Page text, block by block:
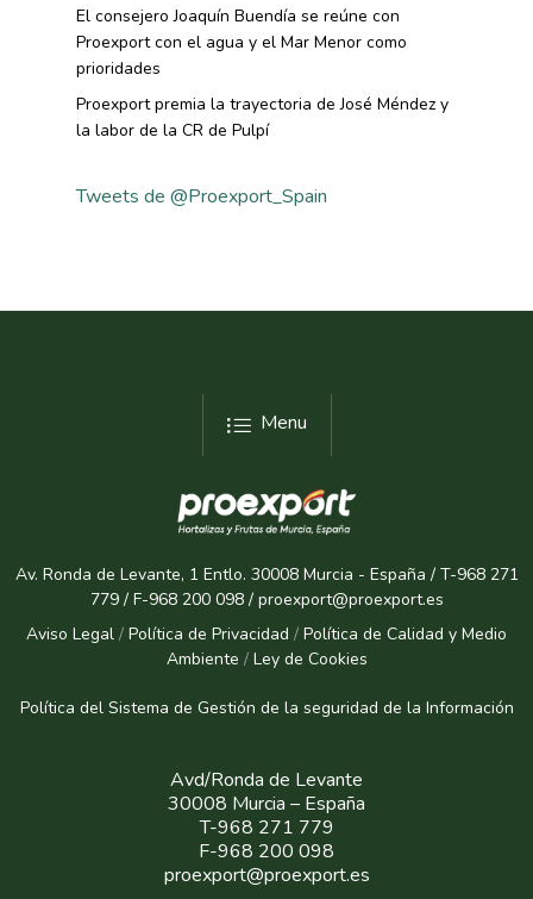
El consejero Joaquín Buendía se reúne con
Proexport con el agua y el Mar Menor como
prioridades
Proexport premia la trayectoria de José Méndez y
la labor de la CR de Pulpí
Tweets de @Proexport_Spain
Menu
Av. Ronda de Levante, 1 Entlo. 30008 Murcia - España / T-968 271
779 / F-968 200 098 / proexport@proexport.es
Aviso Legal / Política de Privacidad / Política de Calidad y Medio
Ambiente / Ley de Cookies
Política del Sistema de Gestión de la seguridad de la Información
Avd/Ronda de Levante
30008 Murcia – España
T-968 271 779
F-968 200 098
proexport@proexport.es